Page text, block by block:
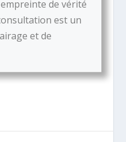
de vérité
est un
et de